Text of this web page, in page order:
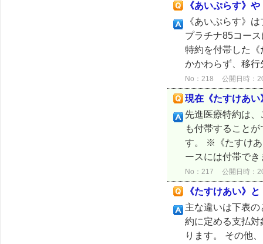
《あいぷらす》
《あいぷらす》
プラチナ85コー
特約を付帯した
かかわらず、移
No：218 公開日時：
現在《たすけあ
先進医療特約は
も付帯すること
す。 ※《たすけあ
ースには付帯で
No：217 公開日時：
《たすけあい》
主な違いは下表
約に定める支払
ります。 その他